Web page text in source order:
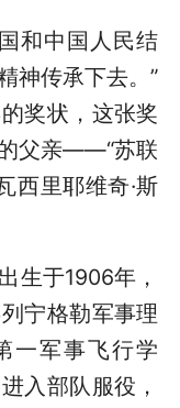
和中国人民结
神传承下去。”
奖状，这张奖
父亲——“苏联
西里耶维奇·斯
于1906年，
宁格勒军事理
一军事飞行学
入部队服役，